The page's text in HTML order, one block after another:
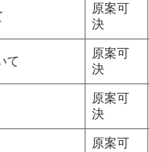
原案可
決
て
原案可
決
原案可
決
原案可